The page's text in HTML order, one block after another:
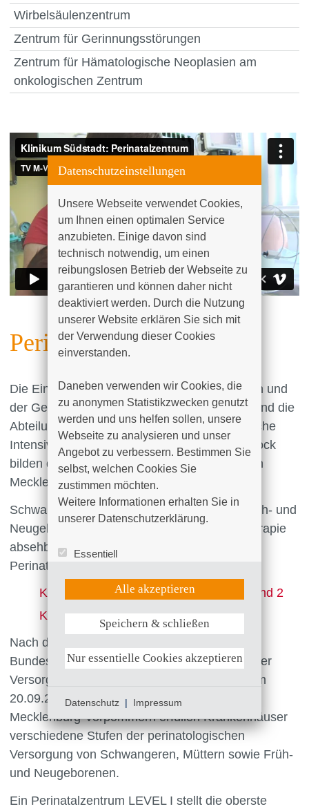
Wirbelsäulenzentrum
Zentrum für Gerinnungsstörungen
Zentrum für Hämatologische Neoplasien am
onkologischen Zentrum
Perinatalzentrum
Die Einrichtungen der vorgeburtlichen Medizin und
der Geburtshilfe der Universitätsfrauenklinik und die
Abteilung für Neonatologie und Neonatologische
Intensivmedizin des Klinikums Südstadt Rostock
bilden das Perinatalzentrum Mitte (LEVEL I) in
Mecklenburg-Vorpommern.
Schwangere mit bekannten Risiken sowie Früh- und
Neugeborene, bei denen eine postnatale Therapie
absehbar ist, werden vorrangig in den
Perinatalzentren betreut.
Kreißsaal und Entbindungsstationen 1 und 2
Klinik für Neonatologie
Nach den Anforderungen des Gemeinsamen
Bundesausschusses zur Qualitätssicherung der
Versorgung von Früh- und Neugeborenen vom
20.09.2005 und dem Landeskrankenhausplan
Mecklenburg-Vorpommern erfüllen Krankenhäuser
verschiedene Stufen der perinatologischen
Versorgung von Schwangeren, Müttern sowie Früh-
und Neugeborenen.
Ein Perinatalzentrum LEVEL I stellt die oberste
Datenschutzeinstellungen
Unsere Webseite verwendet Cookies,
um Ihnen einen optimalen Service
anzubieten. Einige davon sind
technisch notwendig, um einen
reibungslosen Betrieb der Webseite zu
garantieren und können daher nicht
deaktiviert werden. Durch die Nutzung
unserer Website erklären Sie sich mit
der Verwendung dieser Cookies
einverstanden.
Daneben verwenden wir Cookies, die
zu anonymen Statistikzwecken genutzt
werden und uns helfen sollen, unsere
Webseite zu analysieren und unser
Angebot zu verbessern. Bestimmen Sie
selbst, welchen Cookies Sie
zustimmen möchten.
Weitere Informationen erhalten Sie in
unserer Datenschutzerklärung.
Essentiell
UX (Hotjar)
Weitere Informationen anzeigen
Alle akzeptieren
Speichern & schließen
Nur essentielle Cookies akzeptieren
Datenschutz | Impressum